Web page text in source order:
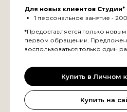
Для новых клиентов Студии*
1 персональное занятие -
*Предоставляется только
первом обращении.
воспользоваться только один
Купить в Личном
Купить на